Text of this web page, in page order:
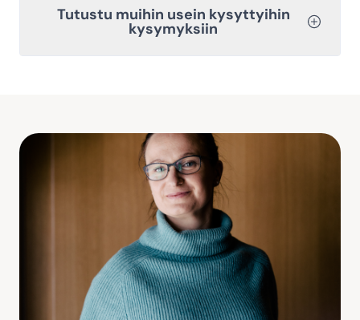
Tutustu muihin usein kysyttyihin
kysymyksiin